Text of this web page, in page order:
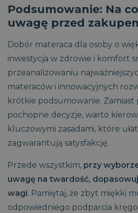
Podsumowanie: Na
uwagę przed
Dobór materaca dla osoby o
inwestycja w zdrowie i komfort
przeanalizowaniu
materaców i innowacyjnych
krótkie podsumowanie. Zamiast
pochopne decyzje, warto
kluczowymi zasadami, które
zagwarantują satysfakcję.
Przede wszystkim, przy
uwagę na twardość,
wagi. Pamiętaj, że zbyt miękki
odpowiedniego podparcia